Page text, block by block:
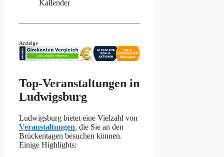
Anzeige
Top-Veranstaltungen in
Ludwigsburg
Ludwigsburg bietet eine Vielzahl von
Veranstaltungen, die Sie an den
Brückentagen besuchen können.
Einige Highlights: